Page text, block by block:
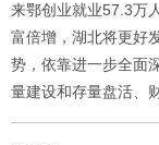
来鄂创业就业57.3万
富倍增，湖北将更好
势，依靠进一步全面
量建设和存量盘活、